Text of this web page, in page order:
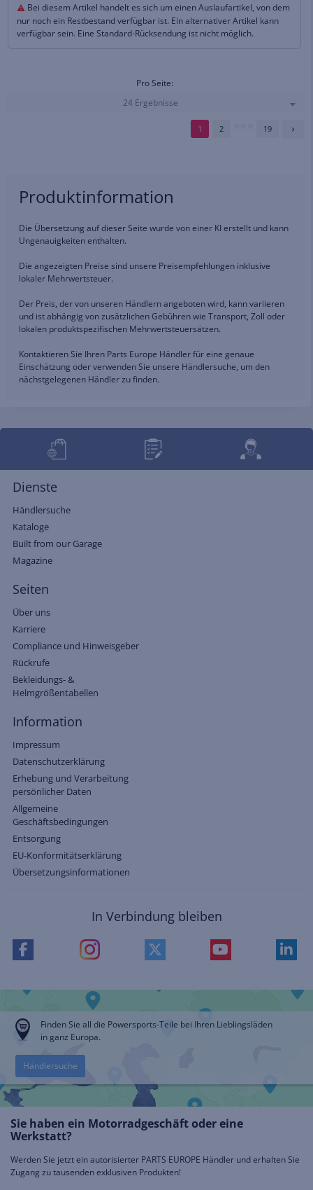
Bei diesem Artikel handelt es sich um einen Auslaufartikel, von dem
nur noch ein Restbestand verfügbar ist. Ein alternativer Artikel kann
verfügbar sein. Eine Standard-Rücksendung ist nicht möglich.
Pro Seite:
24 Ergebnisse
1 2 19
Produktinformation
Die Übersetzung auf dieser Seite wurde von einer KI erstellt und kann
Ungenauigkeiten enthalten.
Die angezeigten Preise sind unsere Preisempfehlungen inklusive
lokaler Mehrwertsteuer.
Der Preis, der von unseren Händlern angeboten wird, kann variieren
und ist abhängig von zusätzlichen Gebühren wie Transport, Zoll oder
lokalen produktspezifischen Mehrwertsteuersätzen.
Kontaktieren Sie Ihren Parts Europe Händler für eine genaue
Einschätzung oder verwenden Sie unsere Händlersuche, um den
nächstgelegenen Händler zu finden.
Dienste
Händlersuche
Kataloge
Built from our Garage
Magazine
Seiten
Über uns
Karriere
Compliance und Hinweisgeber
Rückrufe
Bekleidungs- &
Helmgrößentabellen
Information
Impressum
Datenschutzerklärung
Erhebung und Verarbeitung
persönlicher Daten
Allgemeine
Geschäftsbedingungen
Entsorgung
EU-Konformitätserklärung
Übersetzungsinformationen
In Verbindung bleiben
Finden Sie all die Powersports-Teile bei Ihren Lieblingsläden
in ganz Europa.
Händlersuche
Sie haben ein Motorradgeschäft oder eine
Werkstatt?
Werden Sie jetzt ein autorisierter PARTS EUROPE Händler und erhalten Sie
Zugang zu tausenden exklusiven Produkten!